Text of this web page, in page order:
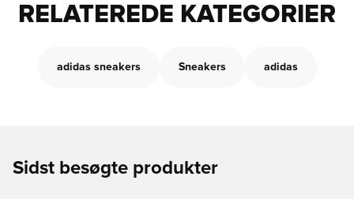
RELATEREDE KATEGORIER
adidas sneakers Sneakers adidas
Sidst besøgte produkter